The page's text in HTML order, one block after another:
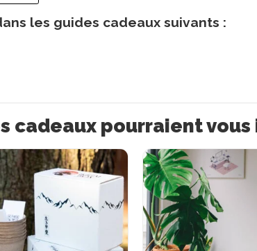
les guides cadeaux suivants :
cadeaux pourraient